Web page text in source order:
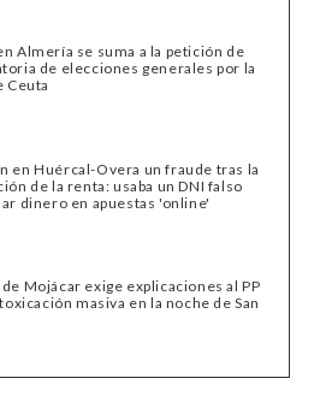
Almería se suma a la petición de
de elecciones generales por la
Ceuta
en Huércal-Overa un fraude tras la
de la renta: usaba un DNI falso
dinero en apuestas 'online'
de Mojácar exige explicaciones al PP
masiva en la noche de San